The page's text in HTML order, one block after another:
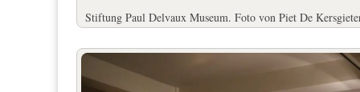
Stiftung Paul Delvaux Museum. Foto von Piet De